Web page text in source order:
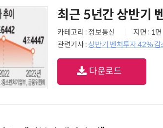
최근 5년간 상반기
카테고리 : 정보통신 지면 : 1면
관련기사 : 상반기 벤처투자 42% 감
다운로드